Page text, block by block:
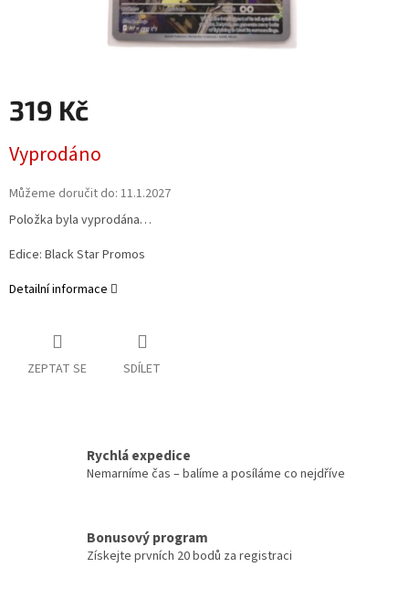
319 Kč
cena:
Vyprodáno
Můžeme doručit do: 11.1.2027
Položka byla vyprodána…
Edice: Black Star Promos
Detailní informace
ZEPTAT SE SDÍLET
Rychlá expedice
Nemarníme čas – balíme a posíláme co nejdříve
Bonusový program
Získejte prvních 20 bodů za registraci